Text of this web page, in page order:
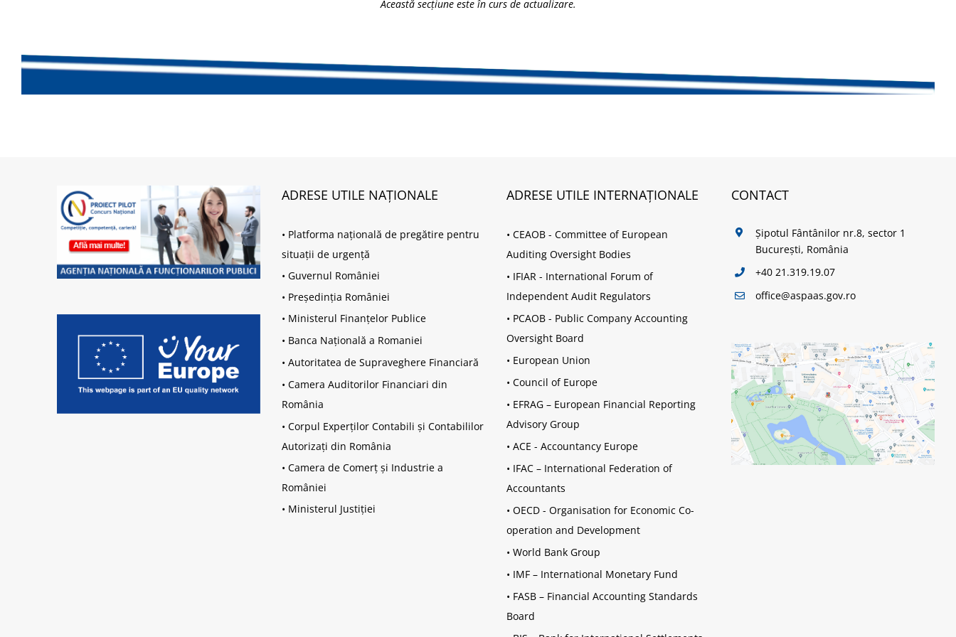
Această secțiune este în curs de actualizare.
ADRESE UTILE NAȚIONALE
• Platforma națională de pregătire pentru
situații de urgență
• Guvernul României
• Președinția României
• Ministerul Finanțelor Publice
• Banca Națională a Romaniei
• Autoritatea de Supraveghere Financiară
• Camera Auditorilor Financiari din
România
• Corpul Experților Contabili și Contabililor
Autorizați din România
• Camera de Comerț și Industrie a
României
• Ministerul Justiției
ADRESE UTILE INTERNAȚIONALE
• CEAOB - Committee of European
Auditing Oversight Bodies
• IFIAR - International Forum of
Independent Audit Regulators
• PCAOB - Public Company Accounting
Oversight Board
• European Union
• Council of Europe
• EFRAG – European Financial Reporting
Advisory Group
• ACE - Accountancy Europe
• IFAC – International Federation of
Accountants
• OECD - Organisation for Economic Co-
operation and Development
• World Bank Group
• IMF – International Monetary Fund
• FASB – Financial Accounting Standards
Board
CONTACT
Șipotul Fântânilor nr.8, sector 1
București, România
+40 21.319.19.07
office@aspaas.gov.ro